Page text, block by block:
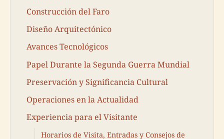
Construcción del Faro
Diseño Arquitectónico
Avances Tecnológicos
Papel Durante la Segunda Guerra Mundial
Preservación y Significancia Cultural
Operaciones en la Actualidad
Experiencia para el Visitante
Horarios de Visita, Entradas y Consejos de